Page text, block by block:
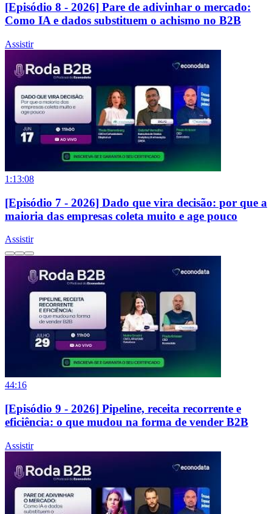
[Episódio 8 - 2026] Pare de adivinhar o mercado:
Como IA e dados substituem o achismo no B2B
Assistir
1:13:08
[Episódio 7 - 2026] Dado que vira decisão: por que a
maioria das empresas coleta muito e age pouco
Assistir
44:16
[Episódio 9 - 2026] Pipeline, receita recorrente e
eficiência: o que mudou na forma de vender B2B
Assistir